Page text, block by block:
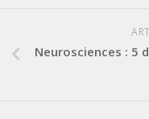
Neurosciences : 5